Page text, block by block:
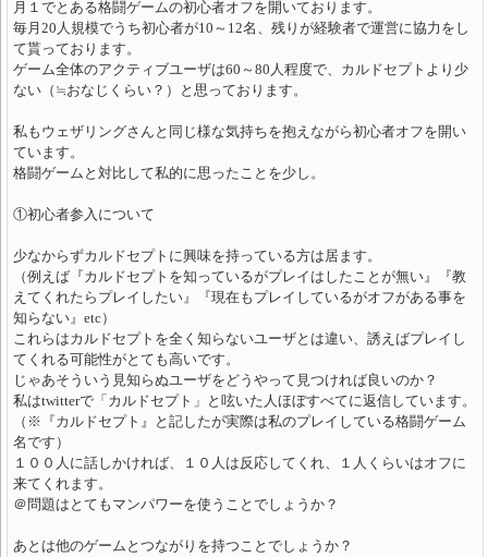
月１でとある格闘ゲームの初心者オフを開いております。
毎月20人規模でうち初心者が10～12名、残りが経験者で運営に協力をし
て貰っております。
ゲーム全体のアクティブユーザは60～80人程度で、カルドセプトより少
ない（≒おなじくらい？）と思っております。
私もウェザリングさんと同じ様な気持ちを抱えながら初心者オフを開い
ています。
格闘ゲームと対比して私的に思ったことを少し。
①初心者参入について
少なからずカルドセプトに興味を持っている方は居ます。
（例えば『カルドセプトを知っているがプレイはしたことが無い』『教
えてくれたらプレイしたい』『現在もプレイしているがオフがある事を
知らない』etc）
これらはカルドセプトを全く知らないユーザとは違い、誘えばプレイし
てくれる可能性がとても高いです。
じゃあそういう見知らぬユーザをどうやって見つければ良いのか？
私はtwitterで「カルドセプト」と呟いた人ほぼすべてに返信しています。
（※『カルドセプト』と記したが実際は私のプレイしている格闘ゲーム
名です）
１００人に話しかければ、１０人は反応してくれ、１人くらいはオフに
来てくれます。
＠問題はとてもマンパワーを使うことでしょうか？
あとは他のゲームとつながりを持つことでしょうか？